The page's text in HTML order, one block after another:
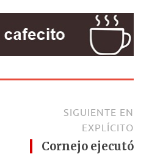
SIGUIENTE EN
EXPLÍCITO
Cornejo ejecutó